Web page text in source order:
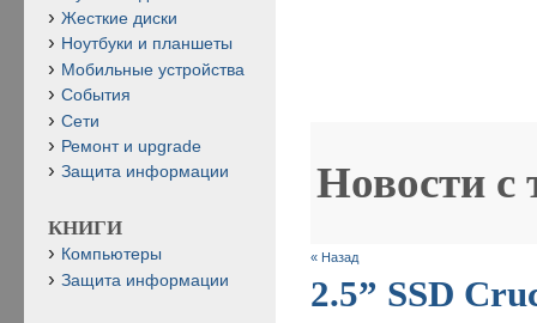
Новости с
« Назад
2.5” SSD
Жесткие диски
Ноутбуки и планшеты
Мобильные устройства
События
Сети
Ремонт и upgrade
Защита информации
КНИГИ
Компьютеры
Защита информации